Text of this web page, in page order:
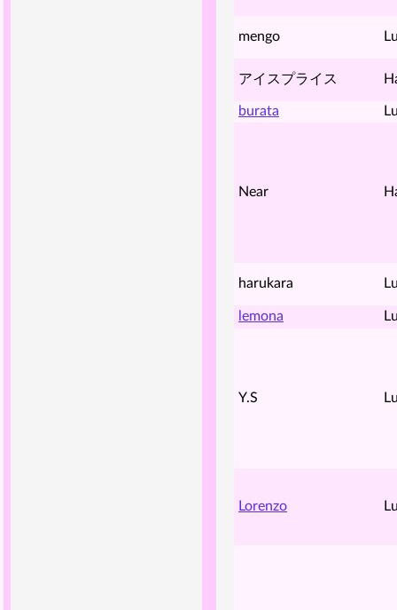
mengo
アイスプライス
burata
Near
harukara
lemona
Y.S
Lorenzo